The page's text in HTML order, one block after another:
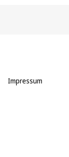
Impressum